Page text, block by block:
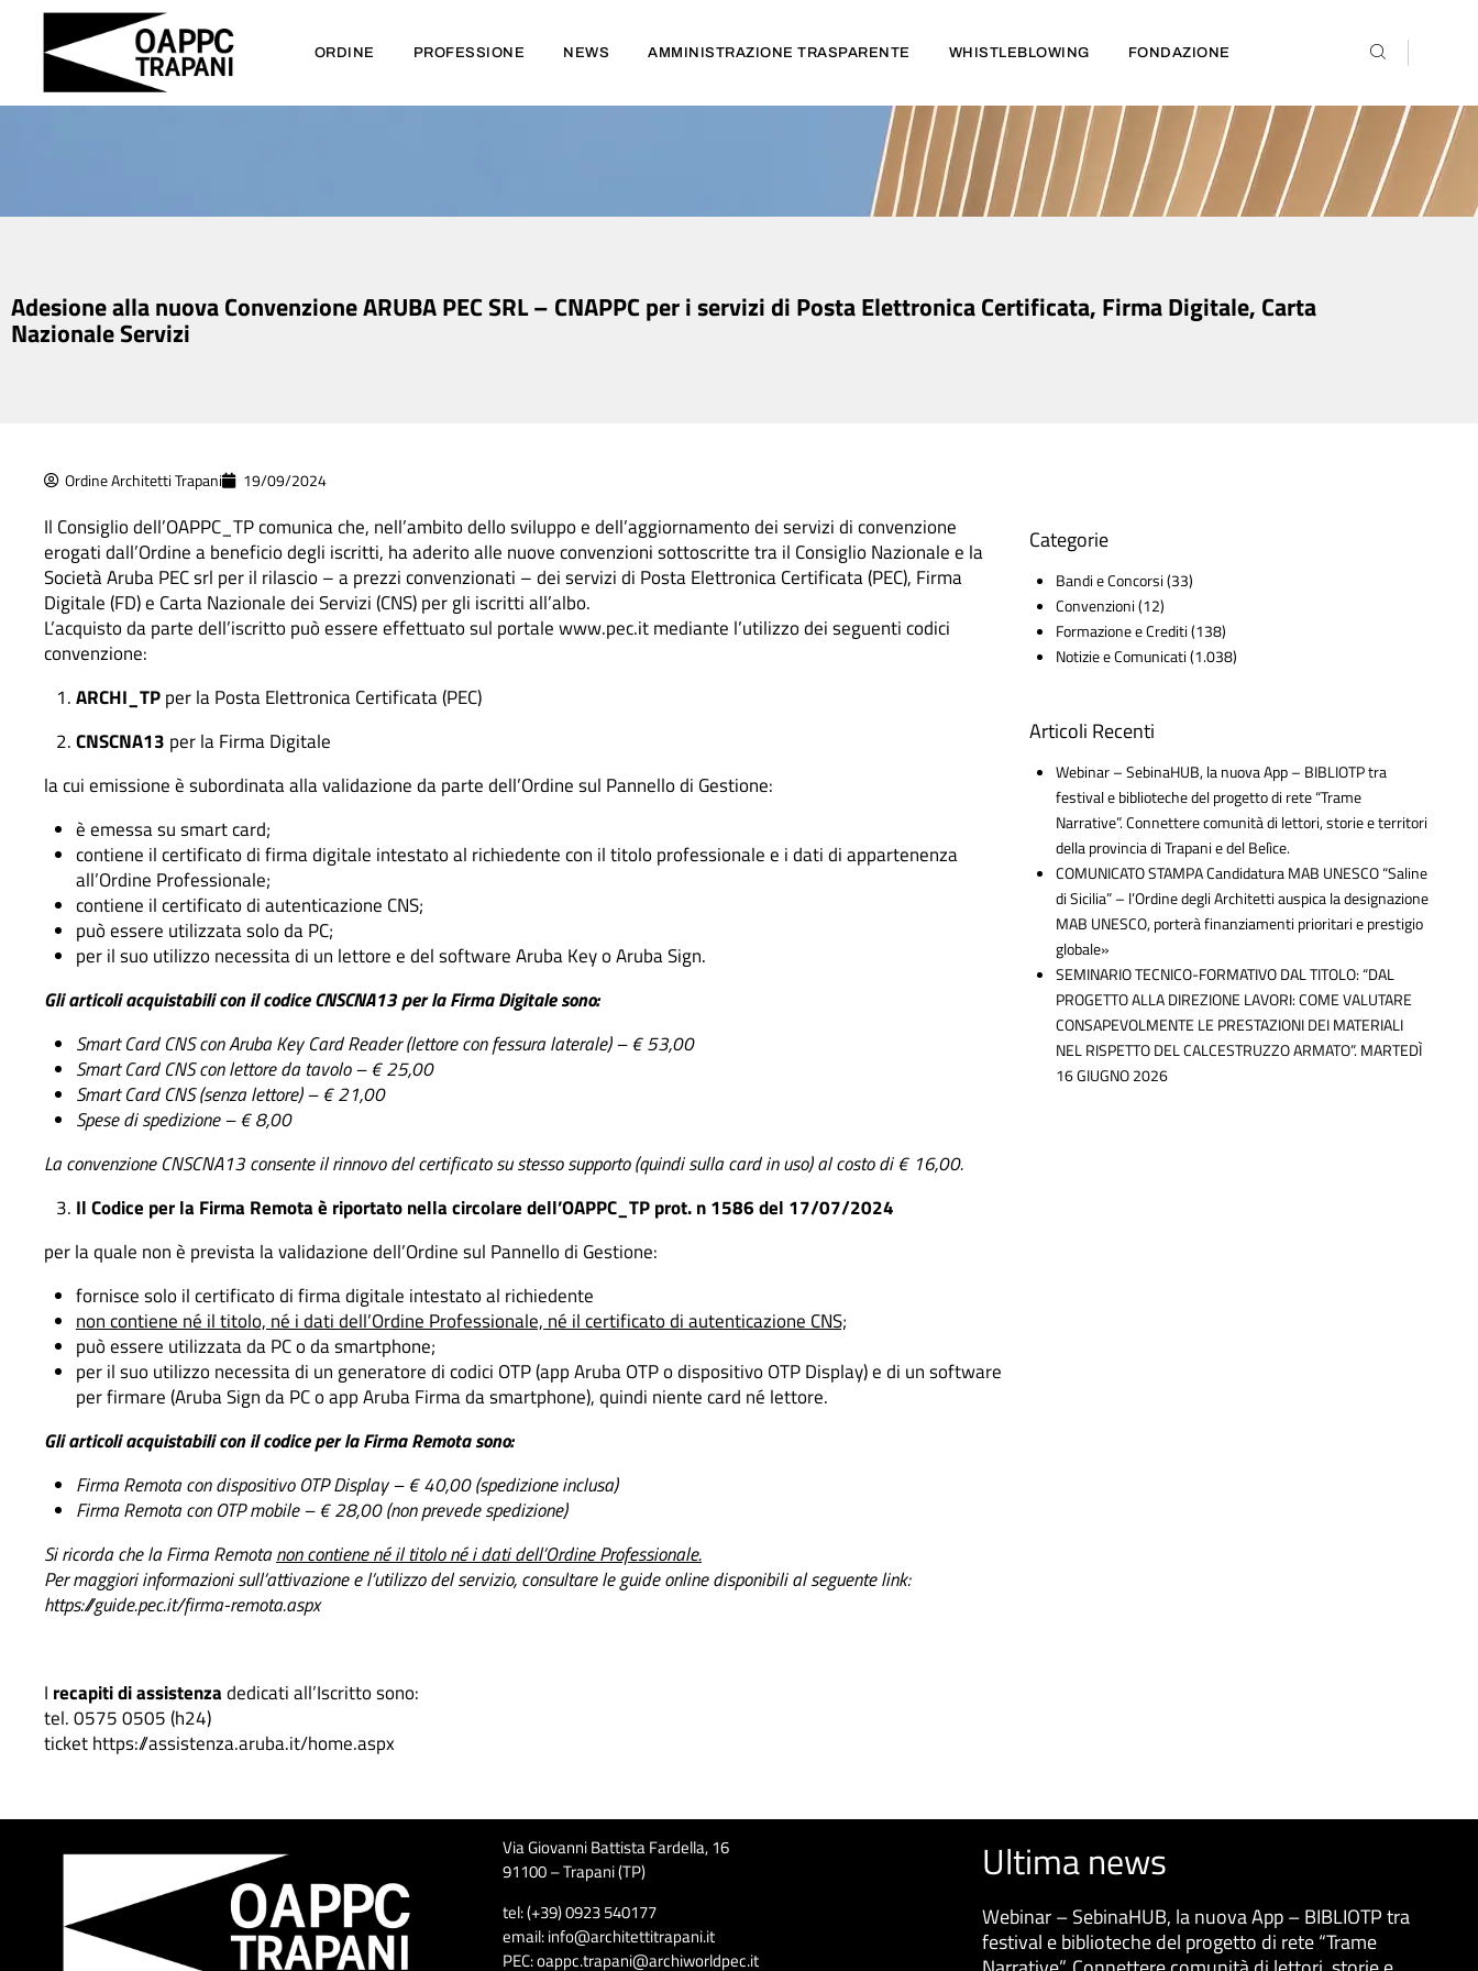
ORDINE PROFESSIONE NEWS AMMINISTRAZIONE TRASPARENTE WHISTLEBLOWING FONDAZIONE
Adesione alla nuova Convenzione ARUBA PEC SRL – CNAPPC per i servizi di Posta Elettronica Certificata, Firma Digitale, Carta
Nazionale Servizi
Ordine Architetti Trapani 19/09/2024
Il Consiglio dell’OAPPC_TP comunica che, nell’ambito dello sviluppo e dell’aggiornamento dei servizi di convenzione
erogati dall’Ordine a beneficio degli iscritti, ha aderito alle nuove convenzioni sottoscritte tra il Consiglio Nazionale e la
Società Aruba PEC srl per il rilascio – a prezzi convenzionati – dei servizi di Posta Elettronica Certificata (PEC), Firma
Digitale (FD) e Carta Nazionale dei Servizi (CNS) per gli iscritti all’albo.
L’acquisto da parte dell’iscritto può essere effettuato sul portalewww.pec.itmediante l’utilizzo dei seguenti codici
convenzione:
ARCHI_TPper la Posta Elettronica Certificata (PEC)
CNSCNA13 per la Firma Digitale
la cui emissione è subordinata alla validazione da parte dell’Ordine sul Pannello di Gestione:
è emessa su smart card;
contiene il certificato di firma digitale intestato al richiedente con il titolo professionale e i dati di appartenenza
all’Ordine Professionale;
contiene il certificato di autenticazione CNS;
può essere utilizzata solo da PC;
per il suo utilizzo necessita di un lettore e del software Aruba Key o Aruba Sign.
Gli articoli acquistabili con il codice CNSCNA13 per la Firma Digitale sono:
Smart Card CNS con Aruba Key Card Reader (lettore con fessura laterale) – € 53,00
Smart Card CNS con lettore da tavolo – € 25,00
Smart Card CNS (senza lettore) – € 21,00
Spese di spedizione – € 8,00
La convenzione CNSCNA13 consente il rinnovo del certificato su stesso supporto (quindi sulla card in uso) al costo di € 16,00.
Il Codice per la Firma Remota è riportato nella circolare dell’OAPPC_TP prot. n 1586 del 17/07/2024
per la quale non è prevista la validazione dell’Ordine sul Pannello di Gestione:
fornisce solo il certificato di firma digitale intestato al richiedente
non contiene né il titolo, né i dati dell’Ordine Professionale, né il certificato di autenticazione CNS;
può essere utilizzata da PC o da smartphone;
per il suo utilizzo necessita di un generatore di codici OTP (app Aruba OTP o dispositivo OTP Display) e di un software
per firmare (Aruba Sign da PC o app Aruba Firma da smartphone), quindi niente card né lettore.
Gli articoli acquistabili con il codiceper la Firma Remota sono:
Firma Remota con dispositivo OTP Display – € 40,00 (spedizione inclusa)
Firma Remota con OTP mobile – € 28,00 (non prevede spedizione)
Si ricorda che la Firma Remotanon contiene né il titolo né i dati dell’Ordine Professionale.
Per maggiori informazioni sull’attivazione e l’utilizzo del servizio, consultare le guide online disponibili al seguente link:
https://guide.pec.it/firma-remota.aspx
I recapiti di assistenzadedicati all’Iscritto sono:
tel. 0575 0505 (h24)
tickethttps://assistenza.aruba.it/home.aspx
Categorie
Bandi e Concorsi(33)
Convenzioni(12)
Formazione e Crediti(138)
Notizie e Comunicati(1.038)
Articoli Recenti
Webinar – SebinaHUB, la nuova App – BIBLIOTP tra
festival e biblioteche del progetto di rete “Trame
Narrative”. Connettere comunità di lettori, storie e territori
della provincia di Trapani e del Belìce.
COMUNICATO STAMPA Candidatura MAB UNESCO “Saline
di Sicilia” – l’Ordine degli Architetti auspica la designazione
MAB UNESCO, porterà finanziamenti prioritari e prestigio
globale»
SEMINARIO TECNICO-FORMATIVO DAL TITOLO: “DAL
PROGETTO ALLA DIREZIONE LAVORI: COME VALUTARE
CONSAPEVOLMENTE LE PRESTAZIONI DEI MATERIALI
NEL RISPETTO DEL CALCESTRUZZO ARMATO”. MARTEDÌ
16 GIUGNO 2026
Via Giovanni Battista Fardella, 16
91100 – Trapani (TP)
tel: (+39) 0923 540177
email: info@architettitrapani.it
PEC: oappc.trapani@archiworldpec.it
Ultima news
Webinar – SebinaHUB, la nuova App – BIBLIOTP tra
festival e biblioteche del progetto di rete “Trame